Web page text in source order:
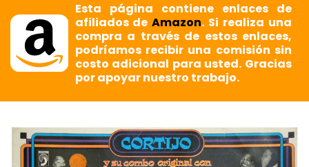
Esta página contiene enlaces de
afiliados deAmazon. Si realiza una
compra a través de estos enlaces,
podríamos recibir una comisión sin
costo adicional para usted. Gracias
por apoyar nuestro trabajo.